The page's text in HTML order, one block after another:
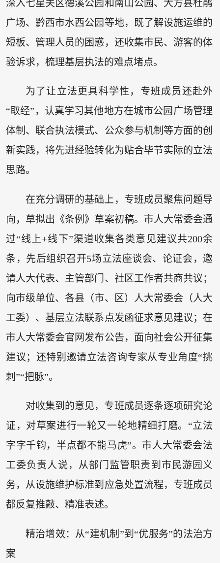
深入七星关区德溪公园和南山公园、大方县杜鹃
广场、黔西市水西公园等地，既了解设施运维的
短板、管理人员的困惑，还收集市民、游客的体
验诉求，梳理基层执法的难点堵点。
为了让立法更具科学性，专班成员还赴外
“取经”，认真学习其他地方在城市公园广场管理
体制、联合执法模式、公众参与机制等方面的创
新实践，将先进经验转化为贴合毕节实际的立法
思路。
在充分调研的基础上，专班成员聚焦问题导
向，草拟出《条例》草案初稿。市人大常委会通
过“线上+线下”渠道收集各类意见建议共200余
条，先后组织召开5场立法座谈会、论证会，邀
请人大代表、主管部门、社区工作者共商共议；
向市级单位、各县（市、区）人大常委会（人大
工委）、基层立法联系点发函征求意见建议；在
市人大常委会官网发布公告，面向社会公开征集
建议；还特别邀请立法咨询专家从专业角度“挑
刺”“把脉”。
对收集到的意见，专班成员逐条逐项研究论
证，对草案进行一轮又一轮地精细打磨。“立法
字字千钧，半点都不能马虎”。市人大常委会法
工委负责人说，从部门监管职责到市民游园义
务，从设施维护标准到应急处置流程，专班成员
都反复推敲、精准表述。
精治增效：从“建机制”到“优服务”的法治方
案